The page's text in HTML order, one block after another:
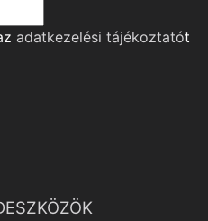
adatkezelési tájékoztatót